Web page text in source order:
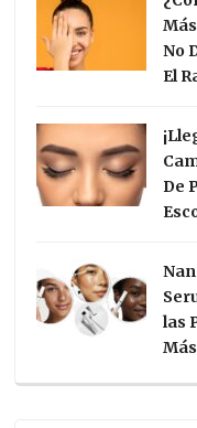
No
El
De
las